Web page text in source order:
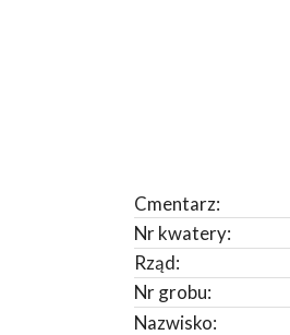
Cmentarz:
Nr kwatery:
Rząd:
Nr grobu:
Nazwisko: